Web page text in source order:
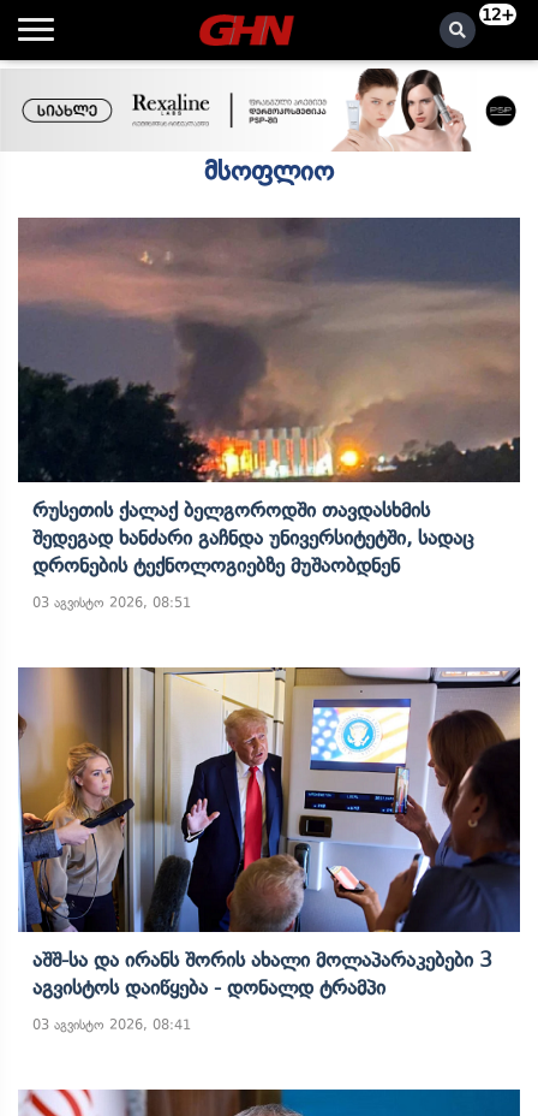
12+
მსოფლიო
Რუსეთის Ქალაქ Ბელგოროდში Თავდასხმის
Შედეგად Ხანძარი Გაჩნდა Უნივერსიტეტში, Სადაც
Დრონების Ტექნოლოგიებზე Მუშაობდნენ
03 აგვისტო 2026, 08:51
Აშშ-Სა Და Ირანს Შორის Ახალი Მოლაპარაკებები 3
Აგვისტოს Დაიწყება - Დონალდ Ტრამპი
03 აგვისტო 2026, 08:41